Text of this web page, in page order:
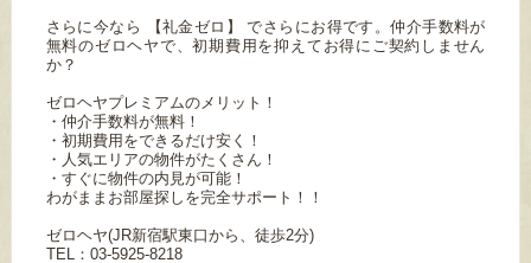
さらに今なら 【礼金ゼロ】 でさらにお得です。仲介手数料が
無料のゼロヘヤで、初期費用を抑えてお得にご契約しません
か？
ゼロヘヤプレミアムのメリット！
・仲介手数料が無料！
・初期費用をできるだけ安く！
・人気エリアの物件がたくさん！
・すぐに物件の内見が可能！
わがままお部屋探しを完全サポート！！
ゼロヘヤ(JR新宿駅東口から、徒歩2分)
TEL：03-5925-8218